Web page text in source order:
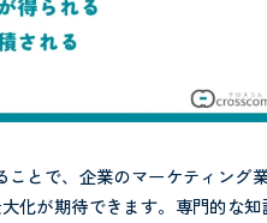
とで、企業のマーケティング
化が期待できます。専門的な知